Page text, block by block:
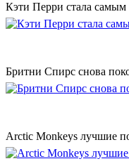
Кэти Перри стала
Бритни Спирс снова
Аrctic Monkeys лучшие